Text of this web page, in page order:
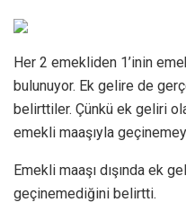
Her 2 emekliden 1’inin
bulunuyor. Ek gelire de
belirttiler. Çünkü ek geliri
emekli maaşıyla
Emekli maaşı dışında ek
geçinemediğini belirtti.